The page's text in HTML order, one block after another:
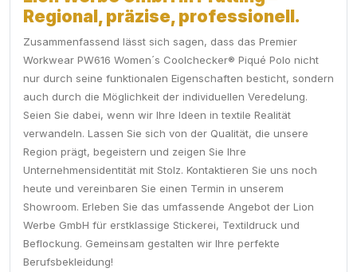
Regional, präzise, professionell.
Zusammenfassend lässt sich sagen, dass das Premier
Workwear PW616 Women´s Coolchecker® Piqué Polo nicht
nur durch seine funktionalen Eigenschaften besticht, sondern
auch durch die Möglichkeit der individuellen Veredelung.
Seien Sie dabei, wenn wir Ihre Ideen in textile Realität
verwandeln. Lassen Sie sich von der Qualität, die unsere
Region prägt, begeistern und zeigen Sie Ihre
Unternehmensidentität mit Stolz. Kontaktieren Sie uns noch
heute und vereinbaren Sie einen Termin in unserem
Showroom. Erleben Sie das umfassende Angebot der Lion
Werbe GmbH für erstklassige Stickerei, Textildruck und
Beflockung. Gemeinsam gestalten wir Ihre perfekte
Berufsbekleidung!